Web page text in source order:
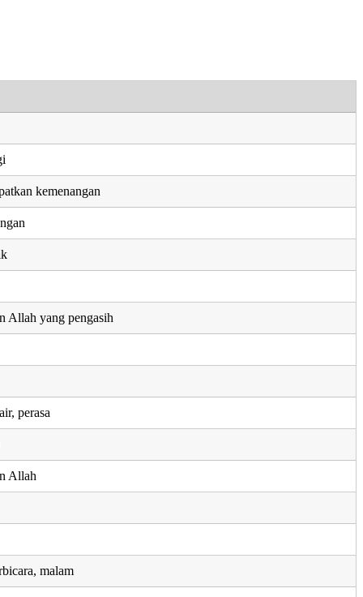
kemenangan
Allah yang pengasih
perasa
Allah
malam